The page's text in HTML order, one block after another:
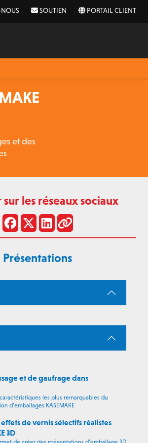
SOUTIEN PORTAIL CLIENT
et des
les réseaux sociaux
Présentations
et de gaufrage dans
les plus remarquables du
d’emballages KASEMAKE
de vernis sélectifs réalistes
3D